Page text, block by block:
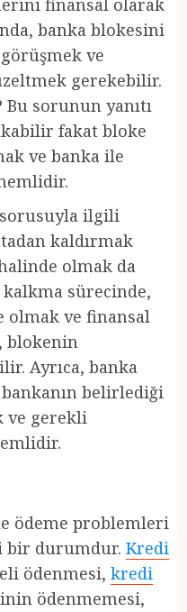
finansal olarak
banka blokesini
ve
gerekebilir.
sorunun yanıtı
fakat bloke
ve banka ile
ilgili
kaldırmak
olmak da
sürecinde,
olmak ve finansal
blokenin
Ayrıca, banka
belirlediği
ve gerekli
ödeme problemleri
bir durumdur. Kredi
ödenmesi, kredi
ödenmemesi,